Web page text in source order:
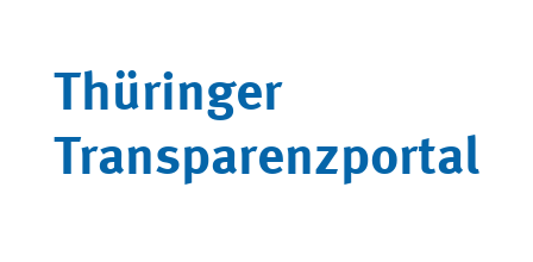
Thüringer
Transparenzportal